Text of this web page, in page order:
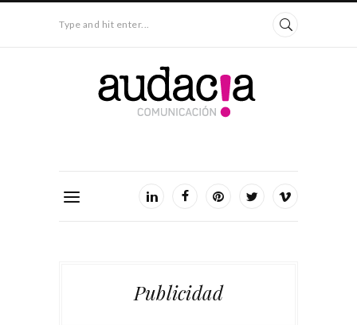
Type and hit enter...
Publicidad